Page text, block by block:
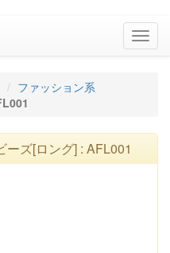
ファッション系
ズ[ロング] : AFL001